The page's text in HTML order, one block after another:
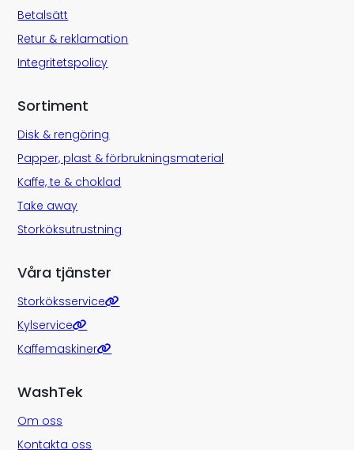
Betalsätt
Retur & reklamation
Integritetspolicy
Sortiment
Disk & rengöring
Papper, plast & förbrukningsmaterial
Kaffe, te & choklad
Take away
Storköksutrustning
Våra tjänster
Storköksservice
Kylservice
Kaffemaskiner
WashTek
Om oss
Kontakta oss